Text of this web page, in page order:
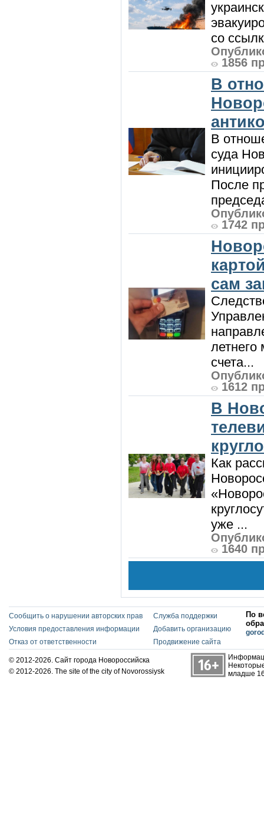
со
1856
В
В
суда
После
1742
сам
летнего
счета...
1612
В
Как
уже ...
1640
Сообщить о нарушении авторских прав
Условия предоставления информации
Отказ от ответственности
Служба поддержки
Добавить организацию
Продвижение сайта
По
© 2012-2026. Сайт города Новороссийска
© 2012-2026. The site of the city of Novorossiysk
младше